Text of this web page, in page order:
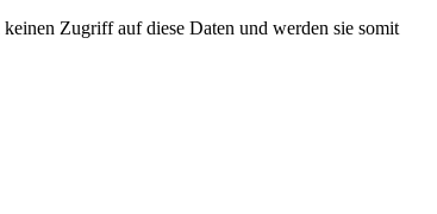
Zugriff auf diese Daten und werden sie somit